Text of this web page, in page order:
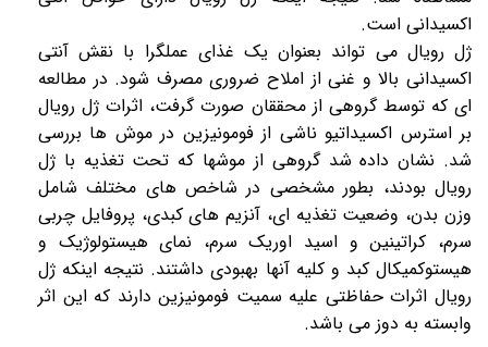
اکسیدانی است.
ژل رویال می تواند بعنوان یک غذای عملگرا با نقش آنتی
اکسیدانی بالا و غنی از املاح ضروری مصرف شود. در مطالعه
ای که توسط گروهی از محققان صورت گرفت، اثرات ژل رویال
بر استرس اکسیداتیو ناشی از فومونیزین در موش ها بررسی
شد. نشان داده شد گروهی از موشها که تحت تغذیه با ژل
رویال بودند، بطور مشخصی در شاخص های مختلف شامل
وزن بدن، وضعیت تغذیه ای، آنزیم های کبدی، پروفایل چربی
سرم، کراتینین و اسید اوریک سرم، نمای هیستولوژیک و
هیستوکمیکال کبد و کلیه آنها بهبودی داشتند. نتیجه اینکه ژل
رویال اثرات حفاظتی علیه سمیت فومونیزین دارند که این اثر
وابسته به دوز می باشد.